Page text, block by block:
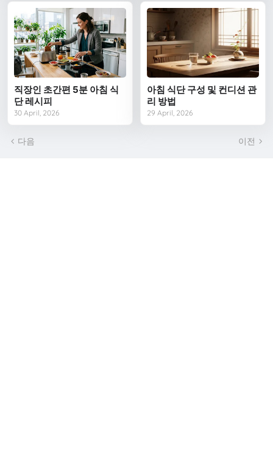
직장인 초간편 5분 아침 식
단 레시피
30 April, 2026
아침 식단 구성 및 컨디션 관
리 방법
29 April, 2026
다음 이전